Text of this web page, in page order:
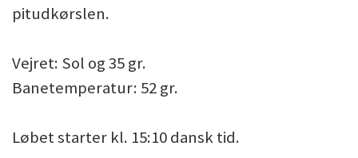
pitudkørslen.
Vejret: Sol og 35 gr.
Banetemperatur: 52 gr.
Løbet starter kl. 15:10 dansk tid.